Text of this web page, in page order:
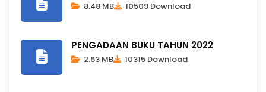
8.48 MB 10509 Download
PENGADAAN BUKU TAHUN 2022
2.63 MB 10315 Download